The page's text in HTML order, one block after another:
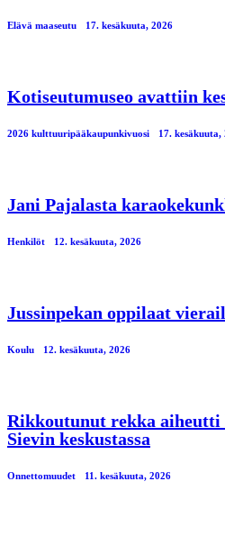
Elävä maaseutu 17. kesäkuuta, 2026
Kotiseutumuseo avattiin
2026 kulttuuripääkaupunkivuosi 17. kesäkuuta,
Jani Pajalasta
Henkilöt 12. kesäkuuta, 2026
Jussinpekan oppilaat
Koulu 12. kesäkuuta, 2026
Rikkoutunut rekka aiheutti
Sievin keskustassa
Onnettomuudet 11. kesäkuuta, 2026